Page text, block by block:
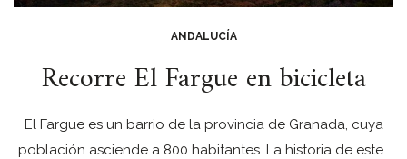
ANDALUCÍA
Recorre El Fargue en bicicleta
El Fargue es un barrio de la provincia de Granada, cuya
población asciende a 800 habitantes. La historia de este…